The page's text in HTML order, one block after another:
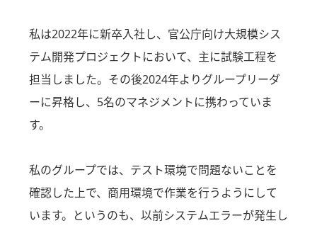
私は2022年に新卒入社し、官公庁向け大規模シス
テム開発プロジェクトにおいて、主に試験工程を
担当しました。その後2024年よりグループリーダ
ーに昇格し、5名のマネジメントに携わっていま
す。
私のグループでは、テスト環境で問題ないことを
確認した上で、商用環境で作業を行うようにして
います。というのも、以前システムエラーが発生し